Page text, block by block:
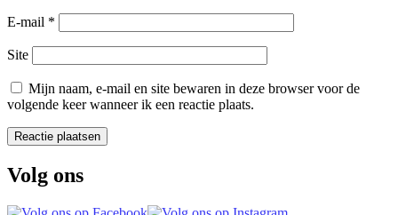
E-mail *
Site
Mijn naam, e-mail en site bewaren in deze browser voor de
volgende keer wanneer ik een reactie plaats.
Volg ons